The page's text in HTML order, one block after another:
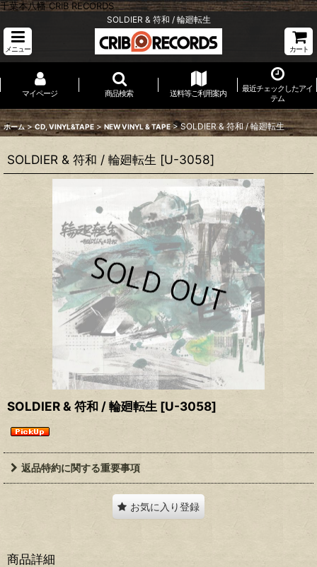
千葉本八幡 CRIB RECORDS
SOLDIER & 符和 / 輪廻転生
メニュー カート
マイページ 商品検索 送料等ご利用案内
最近チェックしたアイ
テム
ホーム > CD, VINYL&TAPE > NEW VINYL & TAPE > SOLDIER & 符和 / 輪廻転生
SOLDIER & 符和 / 輪廻転生 [U-3058]
SOLDIER & 符和 / 輪廻転生 [U-3058]
返品特約に関する重要事項
お気に入り登録
商品詳細